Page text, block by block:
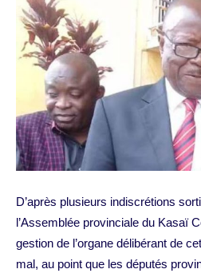
D’après plusieurs indiscrétions
l’Assemblée provinciale du Kasaï
gestion de l’organe délibérant de
mal, au point que les députés